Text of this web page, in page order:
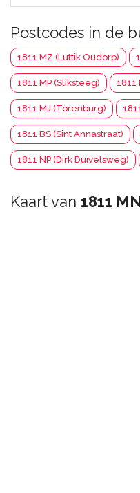
Postcodes in de
1811 MZ (Luttik Oudorp)
1811 MP (Sliksteeg) 1811
1811 MJ (Torenburg)
1811 BS (Sint Annastraat)
1811 NP (Dirk Duivelsweg)
Kaart van 1811 MN